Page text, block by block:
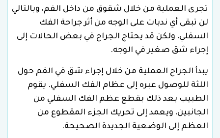
تجرى العملية من خلال شقوق من داخل الفم، وبالتالي
لن تبقى أي ندبات على الوجه من أثر جراحة الفك
السفلي، ولكن قد يحتاج الجراح في بعض الحالات إلى
إجراء شق صغير في الوجه.
يبدأ الجراح العملية من خلال إجراء شق في الفم حول
اللثة للوصول عبره إلى عظام الفك السفلي. يقوم
الطبيب بعد ذلك بقطع عظم الفك السفلي من
الجانبين، ويعمد إلى تحريك الجزء المقطوع من
العظم إلى الوضعية الجديدة الصحيحة.